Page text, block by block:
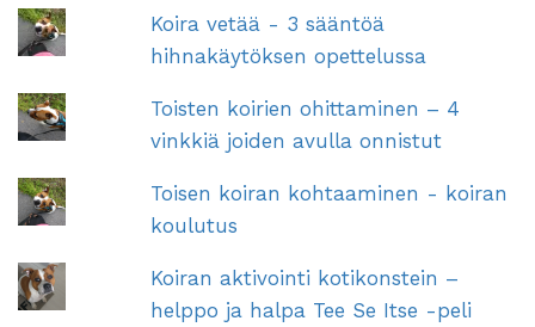
Koira vetää - 3 sääntöä
hihnakäytöksen opettelussa
Toisten koirien ohittaminen – 4
vinkkiä joiden avulla onnistut
Toisen koiran kohtaaminen - koiran
koulutus
Koiran aktivointi kotikonstein –
helppo ja halpa Tee Se Itse -peli